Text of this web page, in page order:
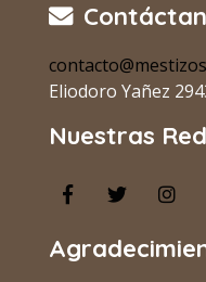
Eliodoro Yañez
Nuestras